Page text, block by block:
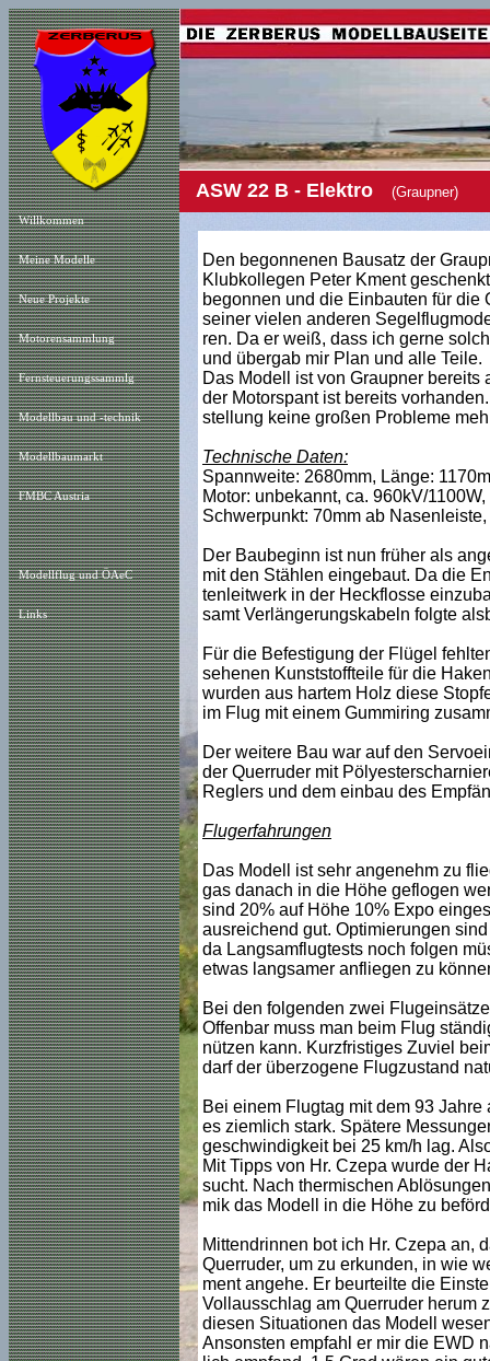
Willkommen
Meine Modelle
Neue Projekte
Motorensammlung
Fernsteuerungssammlg
Modellbau und -technik
Modellbaumarkt
FMBC Austria
Modellflug und ÖAeC
Links
ASW 22 B - Elektro (Graupner)
Den begonnenen Bausatz der
Klubkollegen Peter Kment
begonnen und die Einbauten für die
seiner vielen anderen
ren. Da er weiß, dass ich gerne
und übergab mir Plan und alle Teile.
Das Modell ist von Graupner bereits
der Motorspant ist bereits
stellung keine großen Probleme
Technische Daten:
Spannweite: 2680mm, Länge:
Motor: unbekannt, ca. 960kV/
Schwerpunkt: 70mm ab
Der Baubeginn ist nun früher als
mit den Stählen eingebaut. Da die
tenleitwerk in der Heckflosse
samt Verlängerungskabeln folgte
Für die Befestigung der Flügel
sehenen Kunststoffteile für die
wurden aus hartem Holz diese
im Flug mit einem Gummiring
Der weitere Bau war auf den
der Querruder mit
Reglers und dem einbau des
Flugerfahrungen
Das Modell ist sehr angenehm zu
gas danach in die Höhe geflogen
sind 20% auf Höhe 10% Expo
ausreichend gut. Optimierungen
da Langsamflugtests noch folgen
etwas langsamer anfliegen zu
Bei den folgenden zwei
Offenbar muss man beim Flug
nützen kann. Kurzfristiges Zuviel
darf der überzogene Flugzustand
Bei einem Flugtag mit dem 93
es ziemlich stark. Spätere
geschwindigkeit bei 25 km/h lag.
Mit Tipps von Hr. Czepa wurde der
sucht. Nach thermischen
mik das Modell in die Höhe zu
Mittendrinnen bot ich Hr. Czepa an,
Querruder, um zu erkunden, in wie
ment angehe. Er beurteilte die
Vollausschlag am Querruder herum
diesen Situationen das Modell
Ansonsten empfahl er mir die EWD